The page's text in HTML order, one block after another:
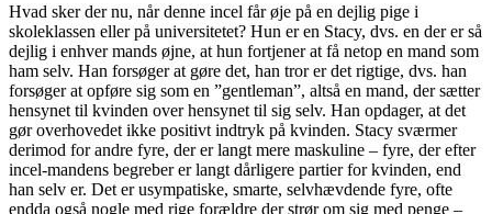
Hvad sker der nu, når denne incel får øje på en dejlig pige i
skoleklassen eller på universitetet? Hun er en Stacy, dvs. en der er så
dejlig i enhver mands øjne, at hun fortjener at få netop en mand som
ham selv. Han forsøger at gøre det, han tror er det rigtige, dvs. han
forsøger at opføre sig som en ”gentleman”, altså en mand, der sætter
hensynet til kvinden over hensynet til sig selv. Han opdager, at det
gør overhovedet ikke positivt indtryk på kvinden. Stacy sværmer
derimod for andre fyre, der er langt mere maskuline – fyre, der efter
incel-mandens begreber er langt dårligere partier for kvinden, end
han selv er. Det er usympatiske, smarte, selvhævdende fyre, ofte
endda også nogle med rige forældre der strør om sig med penge –